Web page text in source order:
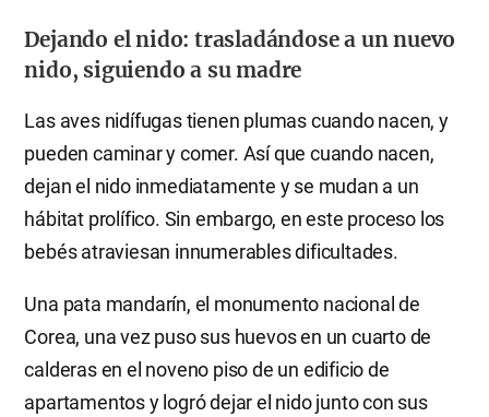
Dejando el nido: trasladándose a un nuevo
nido, siguiendo a su madre
Las aves nidífugas tienen plumas cuando nacen, y
pueden caminar y comer. Así que cuando nacen,
dejan el nido inmediatamente y se mudan a un
hábitat prolífico. Sin embargo, en este proceso los
bebés atraviesan innumerables dificultades.
Una pata mandarín, el monumento nacional de
Corea, una vez puso sus huevos en un cuarto de
calderas en el noveno piso de un edificio de
apartamentos y logró dejar el nido junto con sus